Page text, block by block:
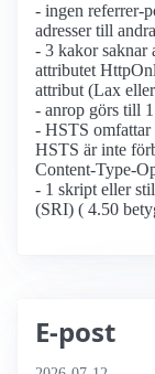
- ingen referrer-
adresser till
- 3 kakor saknar
attributet
attribut (Lax
- anrop görs till
- HSTS omfattar
HSTS är inte
Content-Type-
- 1 skript eller
(SRI) ( 4.50
E-post